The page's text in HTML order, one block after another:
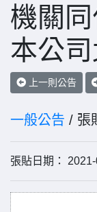
機關
本公
上一則公告
一般公告 / 張
張貼日期：